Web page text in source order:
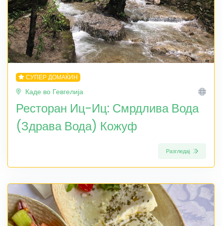
СУПЕР ДОМАЌИН
Каде во Гевгелија
Ресторан Иц-Иц: Смрдлива Вода
(Здрава Вода) Кожуф
Разгледај